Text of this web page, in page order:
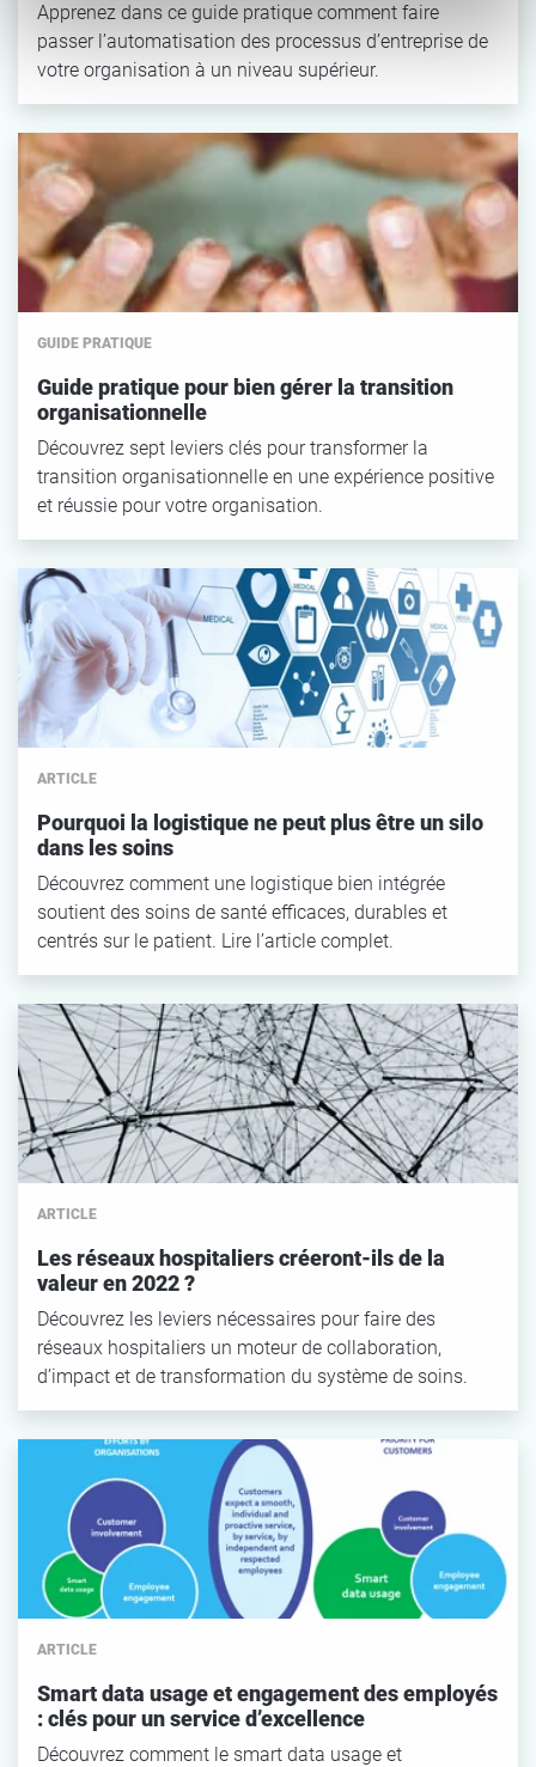
Apprenez dans ce guide pratique comment faire
passer l’automatisation des processus d’entreprise de
votre organisation à un niveau supérieur.
GUIDE PRATIQUE
Guide pratique pour bien gérer la transition
organisationnelle
Découvrez sept leviers clés pour transformer la
transition organisationnelle en une expérience positive
et réussie pour votre organisation.
ARTICLE
Pourquoi la logistique ne peut plus être un silo
dans les soins
Découvrez comment une logistique bien intégrée
soutient des soins de santé efficaces, durables et
centrés sur le patient. Lire l’article complet.
ARTICLE
Les réseaux hospitaliers créeront-ils de la
valeur en 2022 ?
Découvrez les leviers nécessaires pour faire des
réseaux hospitaliers un moteur de collaboration,
d’impact et de transformation du système de soins.
ARTICLE
Smart data usage et engagement des employés
: clés pour un service d’excellence
Découvrez comment le smart data usage et